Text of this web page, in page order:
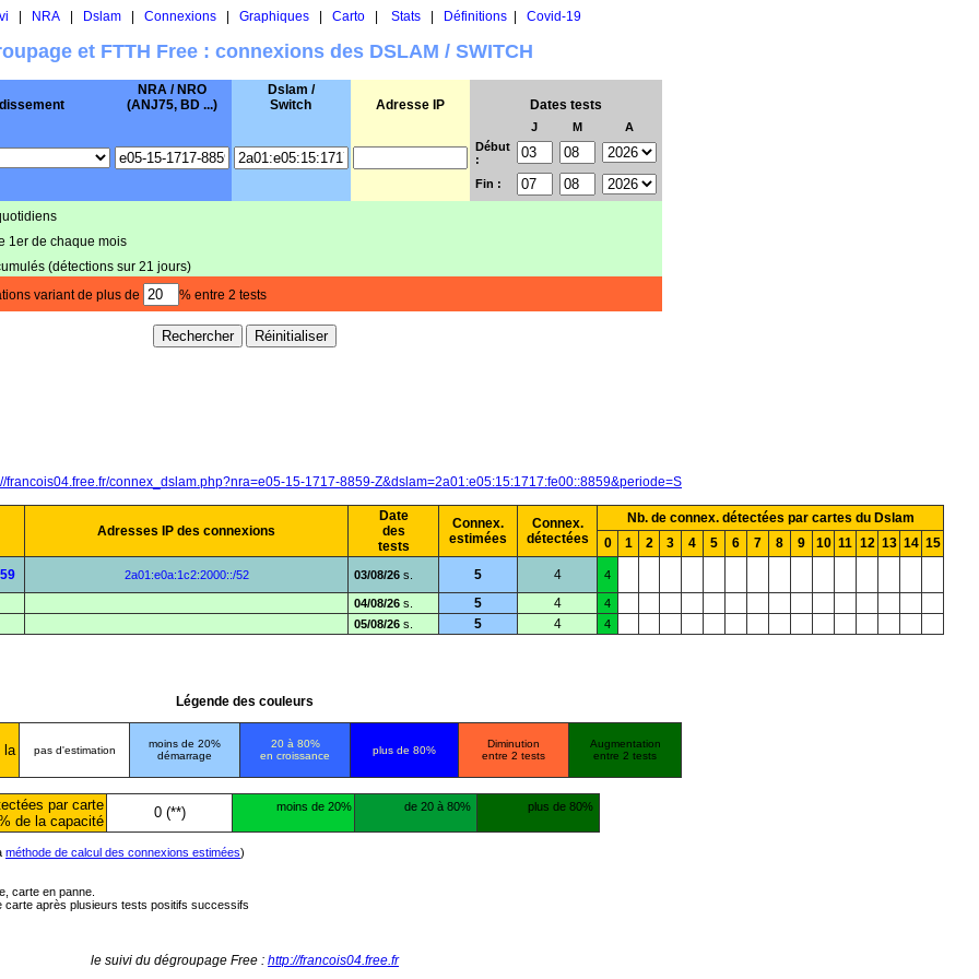
NRA| Dslam| Connexions| Graphiques| Carto| Stats| Définitions| Covid-19
et FTTH Free : connexions des DSLAM / SWITCH
NRA / NRO
(ANJ75, BD ...)
Dslam /
Switch
Adresse IP Dates tests
J M
A
Début
:
Fin :
1er de chaque mois
(détections sur 21 jours)
variant de plus de
% entre 2 tests
francois04.free.fr/connex_dslam.php?nra=e05-15-1717-8859-Z&dslam=2a01:e05:15:1717:fe00::8859&periode=S
Adresses IP des connexions
Date
des
tests
Connex.
estimées
Connex.
détectées
Nb. de connex. détectées par cartes du Dslam
0
1 2 3 4 5 6 7 8 9 10 11 12 13 14 15
2a01:e0a:1c2:2000::/52 03/08/26 s. 5 4 4
04/08/26 s. 5 4
4
05/08/26 s. 5 4 4
Légende des couleurs
la pas d'estimation
moins de 20%
démarrage
20 à 80%
en croissance
plus de 80%
Diminution
entre 2 tests
Augmentation
entre 2 tests
par carte
de la capacité
0 (**) moins de 20% de 20 à 80% plus de 80%
méthode de calcul des connexions estimées)
carte en panne.
après plusieurs tests positifs successifs
le suivi du dégroupage Free : http://francois04.free.fr